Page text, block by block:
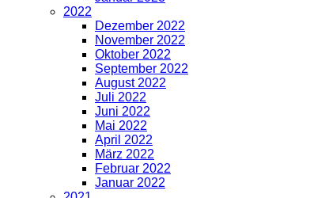
2022
Dezember 2022
November 2022
Oktober 2022
September 2022
August 2022
Juli 2022
Juni 2022
Mai 2022
April 2022
März 2022
Februar 2022
Januar 2022